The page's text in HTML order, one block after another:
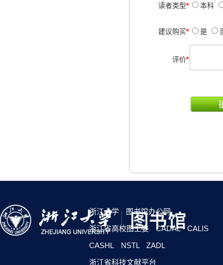
读者类型* 本科
建议购买* 是
评价*
浙江大学
图书馆办公网
浙江省高校图工委
CADAL
CALIS
CASHL
NSTL
ZADL
浙江省科技文献平台